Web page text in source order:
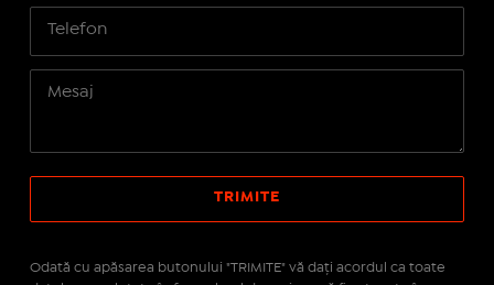
Odată cu apăsarea butonului "TRIMITE" vă daţi acordul ca toate